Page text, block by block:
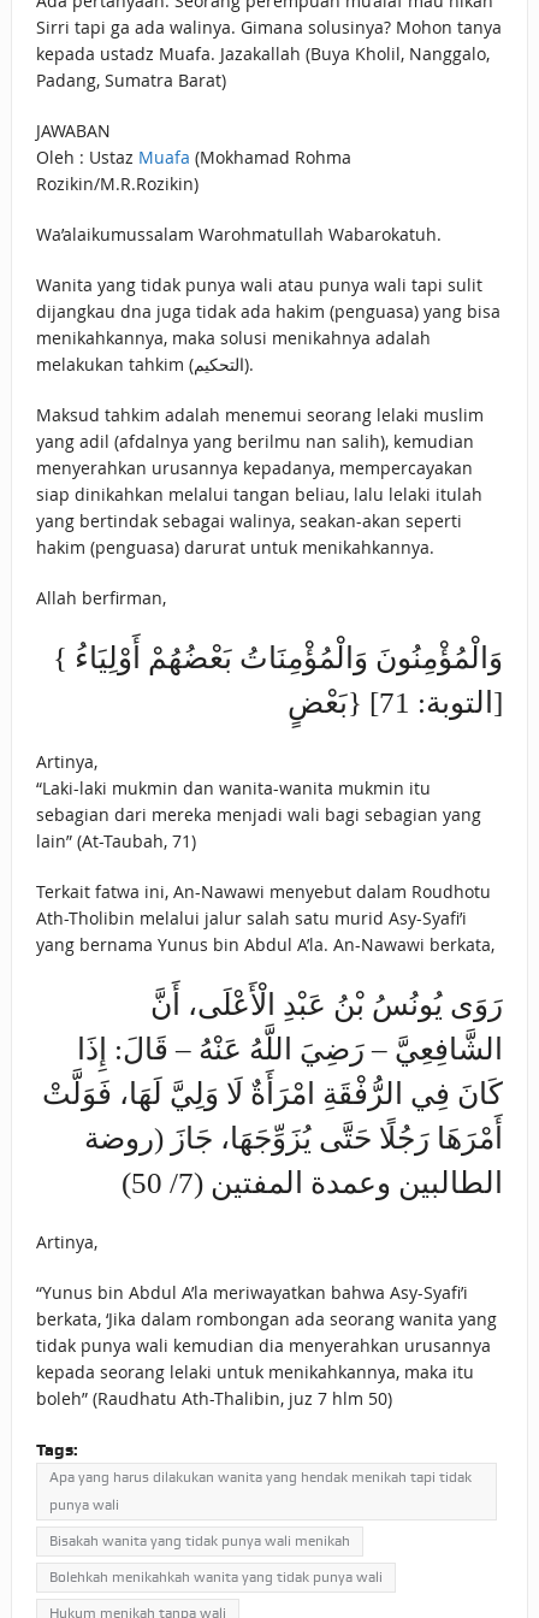
Sirri tapi ga ada walinya. Gimana solusinya? Mohon tanya
kepada ustadz Muafa. Jazakallah (Buya Kholil, Nanggalo,
Padang, Sumatra Barat)
JAWABAN
Oleh : Ustaz Muafa (Mokhamad Rohma
Rozikin/M.R.Rozikin)
Wa’alaikumussalam Warohmatullah Wabarokatuh.
Wanita yang tidak punya wali atau punya wali tapi sulit
dijangkau dna juga tidak ada hakim (penguasa) yang bisa
menikahkannya, maka solusi menikahnya adalah
melakukan tahkim (التحكيم).
Maksud tahkim adalah menemui seorang lelaki muslim
yang adil (afdalnya yang berilmu nan salih), kemudian
menyerahkan urusannya kepadanya, mempercayakan
siap dinikahkan melalui tangan beliau, lalu lelaki itulah
yang bertindak sebagai walinya, seakan-akan seperti
hakim (penguasa) darurat untuk menikahkannya.
Allah berfirman,
{ وَالْمُؤْمِنُونَ وَالْمُؤْمِنَاتُ بَعْضُهُمْ أَوْلِيَاءُ
بَعْضٍ} [التوبة: 71]
Artinya,
“Laki-laki mukmin dan wanita-wanita mukmin itu
sebagian dari mereka menjadi wali bagi sebagian yang
lain” (At-Taubah, 71)
Terkait fatwa ini, An-Nawawi menyebut dalam Roudhotu
Ath-Tholibin melalui jalur salah satu murid Asy-Syafi’i
yang bernama Yunus bin Abdul A’la. An-Nawawi berkata,
رَوَى يُونُسُ بْنُ عَبْدِ الْأَعْلَى، أَنَّ
الشَّافِعِيَّ – رَضِيَ اللَّهُ عَنْهُ – قَالَ: إِذَا
كَانَ فِي الرُّفْقَةِ امْرَأَةٌ لَا وَلِيَّ لَهَا، فَوَلَّتْ
أَمْرَهَا رَجُلًا حَتَّى يُزَوِّجَهَا، جَازَ (روضة
الطالبين وعمدة المفتين (7/ 50)
Artinya,
“Yunus bin Abdul A’la meriwayatkan bahwa Asy-Syafi’i
berkata, ‘Jika dalam rombongan ada seorang wanita yang
tidak punya wali kemudian dia menyerahkan urusannya
kepada seorang lelaki untuk menikahkannya, maka itu
boleh” (Raudhatu Ath-Thalibin, juz 7 hlm 50)
Tags:
Apa yang harus dilakukan wanita yang hendak menikah tapi tidak
punya wali
Bisakah wanita yang tidak punya wali menikah
Bolehkah menikahkah wanita yang tidak punya wali
Hukum menikah tanpa wali